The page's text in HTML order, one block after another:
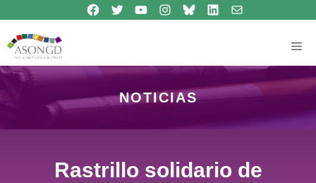
contenido
Síguenos en Facebook
Síguenos en TwitterSíguenos en Youtube
Síguenos en Instagram
Bluesky
Síguenos en Linkedincontacto
NOTICIAS
Rastrillo solidario de